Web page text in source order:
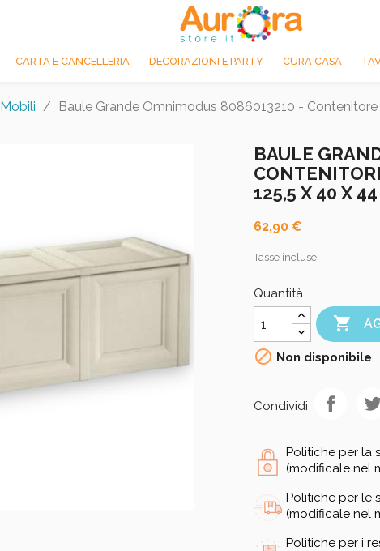
CARTA E CANCELLERIA DECORAZIONI E PARTY CURA CASA
Mobili Baule Grande Omnimodus 8086013210 -
BAULE
125,5 X 40 X
62,90 €
Tasse incluse
Quantità

 Non disponibile
Condividi
Politiche per la
(modificale nel
Politiche per le
(modificale nel
Politiche per i